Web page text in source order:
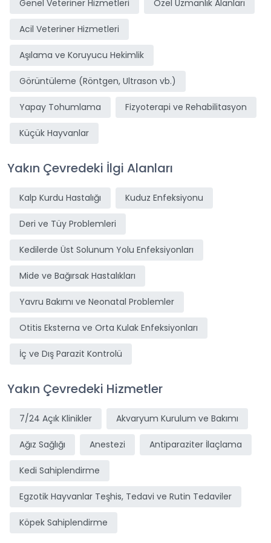
Genel Veteriner Hizmetleri Özel Uzmanlık Alanları
Acil Veteriner Hizmetleri
Aşılama ve Koruyucu Hekimlik
Görüntüleme (Röntgen, Ultrason vb.)
Yapay Tohumlama Fizyoterapi ve Rehabilitasyon
Küçük Hayvanlar
Yakın Çevredeki İlgi Alanları
Kalp Kurdu Hastalığı Kuduz Enfeksiyonu
Deri ve Tüy Problemleri
Kedilerde Üst Solunum Yolu Enfeksiyonları
Mide ve Bağırsak Hastalıkları
Yavru Bakımı ve Neonatal Problemler
Otitis Eksterna ve Orta Kulak Enfeksiyonları
İç ve Dış Parazit Kontrolü
Yakın Çevredeki Hizmetler
7/24 Açık Klinikler Akvaryum Kurulum ve Bakımı
Ağız Sağlığı Anestezi Antiparaziter İlaçlama
Kedi Sahiplendirme
Egzotik Hayvanlar Teşhis, Tedavi ve Rutin Tedaviler
Köpek Sahiplendirme